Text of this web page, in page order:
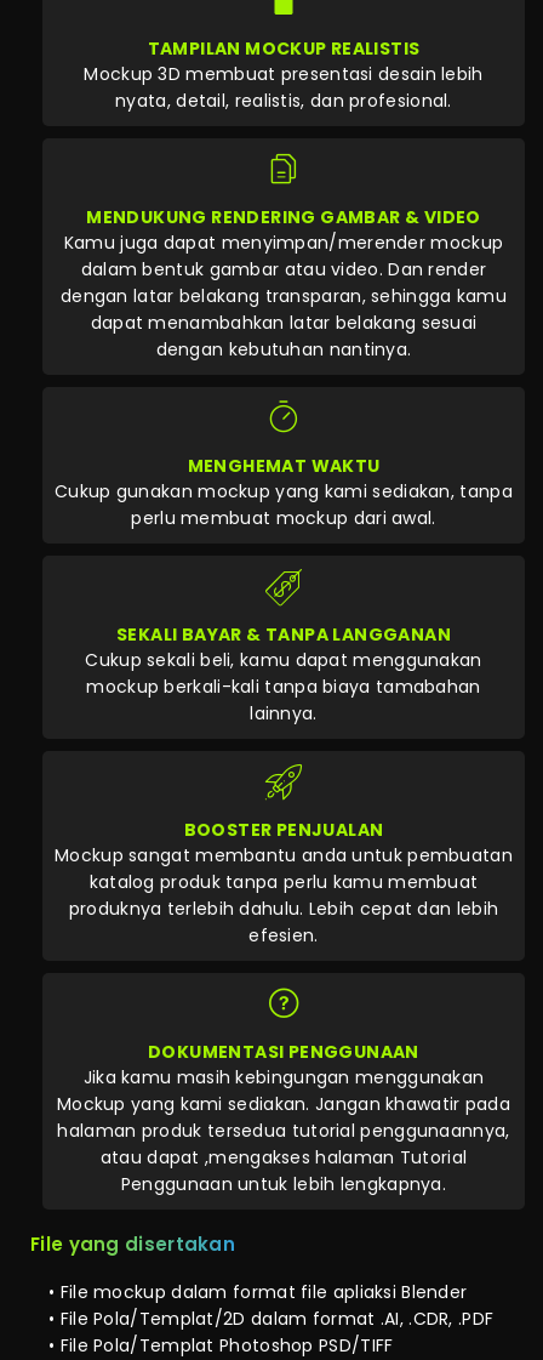
TAMPILAN MOCKUP REALISTIS
Mockup 3D membuat presentasi desain lebih
nyata, detail, realistis, dan profesional.
MENDUKUNG RENDERING GAMBAR & VIDEO
Kamu juga dapat menyimpan/merender mockup
dalam bentuk gambar atau video. Dan render
dengan latar belakang transparan, sehingga kamu
dapat menambahkan latar belakang sesuai
dengan kebutuhan nantinya.
MENGHEMAT WAKTU
Cukup gunakan mockup yang kami sediakan, tanpa
perlu membuat mockup dari awal.
SEKALI BAYAR & TANPA LANGGANAN
Cukup sekali beli, kamu dapat menggunakan
mockup berkali-kali tanpa biaya tamabahan
lainnya.
BOOSTER PENJUALAN
Mockup sangat membantu anda untuk pembuatan
katalog produk tanpa perlu kamu membuat
produknya terlebih dahulu. Lebih cepat dan lebih
efesien.
DOKUMENTASI PENGGUNAAN
Jika kamu masih kebingungan menggunakan
Mockup yang kami sediakan. Jangan khawatir pada
halaman produk tersedua tutorial penggunaannya,
atau dapat ,mengakses halaman Tutorial
Penggunaan untuk lebih lengkapnya.
File yang disertakan
• File mockup dalam format file apliaksi Blender
• File Pola/Templat/2D dalam format .AI, .CDR, .PDF
• File Pola/Templat Photoshop PSD/TIFF